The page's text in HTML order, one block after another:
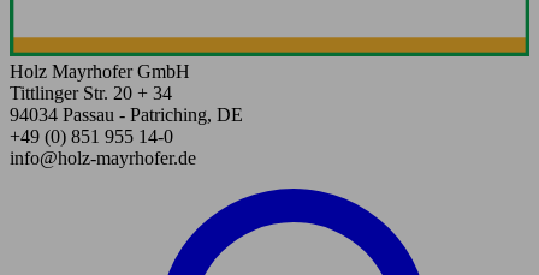
Holz Mayrhofer GmbH
Tittlinger Str. 20 + 34
94034 Passau - Patriching, DE
+49 (0) 851 955 14-0
info@holz-mayrhofer.de